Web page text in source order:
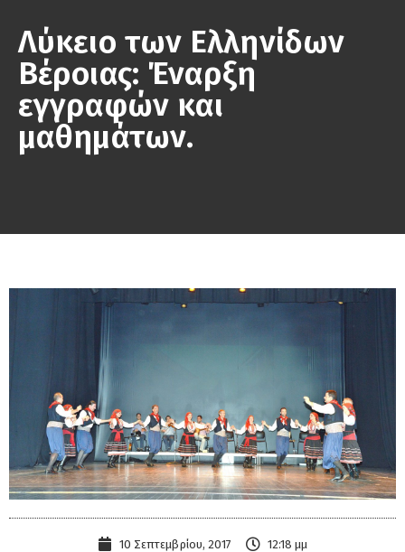
Λύκειο των Ελληνίδων
Βέροιας: Έναρξη
εγγραφών και
μαθημάτων.
10 Σεπτεμβρίου, 2017 12:18 μμ